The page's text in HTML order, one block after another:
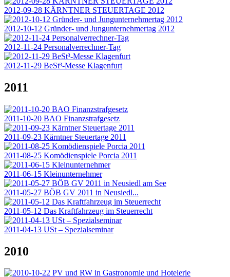
2012-09-28 KÄRNTNER STEUERTAGE 2012
2012-10-12 Gründer- und Jungunternehmertag 2012
2012-11-24 Personalverrechner-Tag
2012-11-29 BeSt³-Messe Klagenfurt
2011
2011-10-20 BAO Finanzstrafgesetz
2011-09-23 Kärntner Steuertage 2011
2011-08-25 Komödienspiele Porcia 2011
2011-06-15 Kleinunternehmer
2011-05-27 BÖB GV 2011 in Neusiedl...
2011-05-12 Das Kraftfahrzeug im Steuerrecht
2011-04-13 USt – Spezialseminar
2010